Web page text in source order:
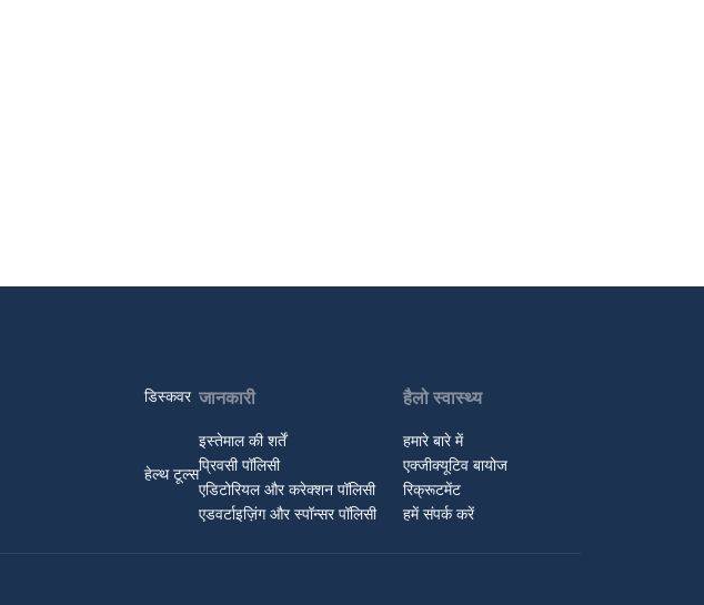
डिस्कवर
हेल्थ टूल्स
जानकारी
इस्तेमाल की शर्तें
प्रिवसी पॉलिसी
एडिटोरियल और करेक्शन पॉलिसी
एडवर्टाइज़िंग और स्पॉन्सर पॉलिसी
हैलो स्वास्थ्य
हमारे बारे में
एक्जीक्यूटिव बायोज
रिक्रूटमेंट
हमें संपर्क करें